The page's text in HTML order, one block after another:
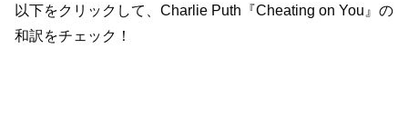
以下をクリックして、Charlie Puth『Cheating on You』の
和訳をチェック！